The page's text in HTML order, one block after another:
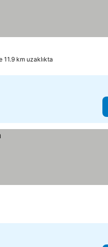
11.9 km uzaklıkta